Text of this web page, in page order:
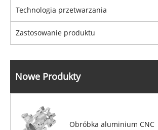
Technologia przetwarzania
Zastosowanie produktu
Nowe Produkty
Obróbka aluminium CNC